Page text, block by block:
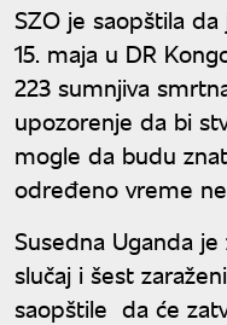
SZO je saopštila
15. maja u DR
223 sumnjiva
upozorenje da bi
mogle da budu
određeno vreme
Susedna Uganda
slučaj i šest
saopštile da će